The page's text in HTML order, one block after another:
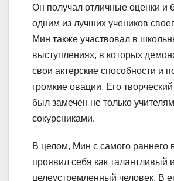
Он получал отличные оценки и
одним из лучших учеников
Мин также участвовал в
выступлениях, в которых
свои актерские способности и
громкие овации. Его
был замечен не только
сокурсниками.
В целом, Мин с самого раннего
проявил себя как талантливый и
целеустремленный человек. В